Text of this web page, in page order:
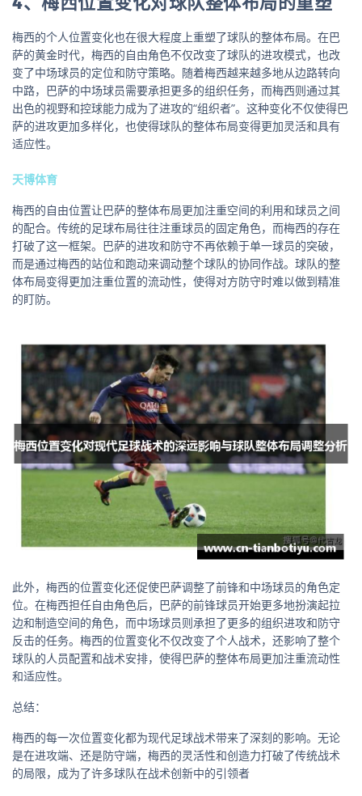
梅西的个人位置变化也在很大程度上重塑了球队的整体布局。在巴
萨的黄金时代，梅西的自由角色不仅改变了球队的进攻模式，也改
变了中场球员的定位和防守策略。随着梅西越来越多地从边路转向
中路，巴萨的中场球员需要承担更多的组织任务，而梅西则通过其
出色的视野和控球能力成为了进攻的“组织者”。这种变化不仅使得巴
萨的进攻更加多样化，也使得球队的整体布局变得更加灵活和具有
适应性。
天博体育
梅西的自由位置让巴萨的整体布局更加注重空间的利用和球员之间
的配合。传统的足球布局往往注重球员的固定角色，而梅西的存在
打破了这一框架。巴萨的进攻和防守不再依赖于单一球员的突破，
而是通过梅西的站位和跑动来调动整个球队的协同作战。球队的整
体布局变得更加注重位置的流动性，使得对方防守时难以做到精准
的盯防。
此外，梅西的位置变化还促使巴萨调整了前锋和中场球员的角色定
位。在梅西担任自由角色后，巴萨的前锋球员开始更多地扮演起拉
边和制造空间的角色，而中场球员则承担了更多的组织进攻和防守
反击的任务。梅西的位置变化不仅改变了个人战术，还影响了整个
球队的人员配置和战术安排，使得巴萨的整体布局更加注重流动性
和适应性。
总结：
梅西的每一次位置变化都为现代足球战术带来了深刻的影响。无论
是在进攻端、还是防守端，梅西的灵活性和创造力打破了传统战术
的局限，成为了许多球队在战术创新中的引领者